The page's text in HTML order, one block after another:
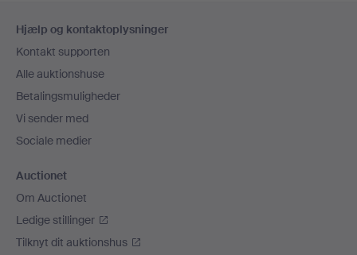
Hjælp og kontaktoplysninger
Kontakt supporten
Alle auktionshuse
Betalingsmuligheder
Vi sender med
Sociale medier
Auctionet
Om Auctionet
Ledige stillinger
Tilknyt dit auktionshus